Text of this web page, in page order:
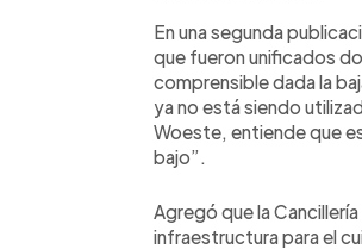
En una segunda
que fueron unificados
comprensible dada la
ya no está siendo
Woeste, entiende que
bajo”.
Agregó que la
infraestructura para el